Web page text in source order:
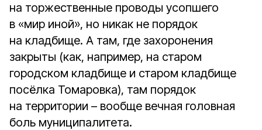
на торжественные проводы усопшего
в «мир иной», но никак не порядок
на кладбище. А там, где захоронения
закрыты (как, например, на старом
городском кладбище и старом кладбище
посёлка Томаровка), там порядок
на территории – вообще вечная головная
боль муниципалитета.